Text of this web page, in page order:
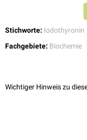
Stichworte: Iodothyronin
Fachgebiete: Biochemie
Wichtiger Hinweis zu